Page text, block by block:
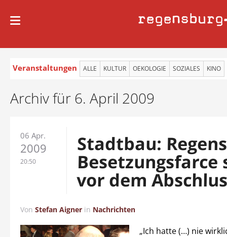
regensburg
Veranstaltungen ALLE KULTUR OEKOLOGIE SOZIALES KINO
Archiv für 6. April 2009
06 Apr.
2009
20:50
Stadtbau:
Besetzungsfarce
vor dem
Von Stefan Aigner in Nachrichten
„Ich hatte (…) nie